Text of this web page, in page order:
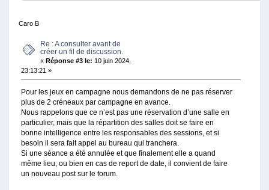
Caro B
Re : A consulter avant de
créer un fil de discussion.
«Réponse #3 le: 10 juin 2024,
23:13:21 »
Pour les jeux en campagne nous demandons de ne pas réserver
plus de 2 créneaux par campagne en avance.
Nous rappelons que ce n’est pas une réservation d’une salle en
particulier, mais que la répartition des salles doit se faire en
bonne intelligence entre les responsables des sessions, et si
besoin il sera fait appel au bureau qui tranchera.
Si une séance a été annulée et que finalement elle a quand
même lieu, ou bien en cas de report de date, il convient de faire
un nouveau post sur le forum.